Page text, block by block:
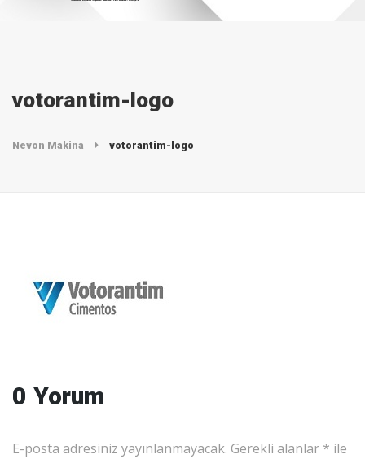
votorantim-logo
Nevon Makina votorantim-logo
0 Yorum
E-posta adresiniz yayınlanmayacak. Gerekli alanlar * ile